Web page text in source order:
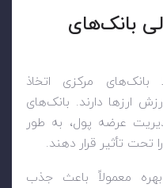
بانک‌های
مرکزی اتخاذ
ارزها دارند. بانک‌های
عرضه پول، به طور
تحت تأثیر قرار دهند.
معمولاً باعث جذب